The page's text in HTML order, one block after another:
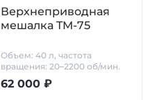
Верхнеприводная
мешалка TM-75
Объем: 40 л, частота
вращения: 20–2200 об/мин.
вязкость: до 50 000 мПа*с
62 000 ₽